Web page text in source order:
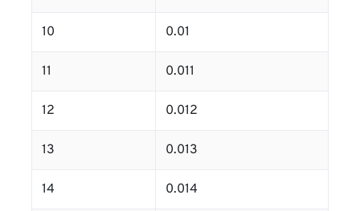
10 0.01
11 0.011
12 0.012
13 0.013
14 0.014